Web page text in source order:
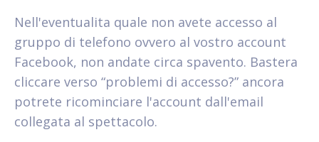
Nell'eventualita quale non avete accesso al
gruppo di telefono ovvero al vostro account
Facebook, non andate circa spavento. Bastera
cliccare verso “problemi di accesso?” ancora
potrete ricominciare l'account dall'email
collegata al spettacolo.